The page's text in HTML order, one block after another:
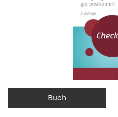
Buch